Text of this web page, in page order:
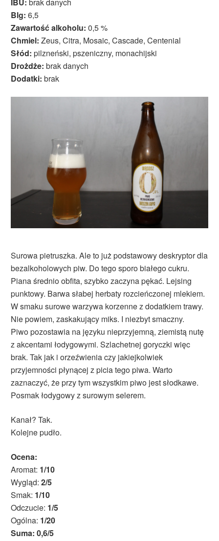
IBU: brak danych
Blg: 6,5
Zawartość alkoholu: 0,5 %
Chmiel: Zeus, Citra, Mosaic, Cascade, Centenial
Słód: pilzneński, pszeniczny, monachijski
Drożdże: brak danych
Dodatki: brak
Surowa pietruszka. Ale to już podstawowy deskryptor dla
bezalkoholowych piw. Do tego sporo białego cukru.
Piana średnio obfita, szybko zaczyna pękać. Lejsing
punktowy. Barwa słabej herbaty rozcieńczonej mlekiem.
W smaku surowe warzywa korzenne z dodatkiem trawy.
Nie powiem, zaskakujący miks. I niezbyt smaczny.
Piwo pozostawia na języku nieprzyjemną, ziemistą nutę
z akcentami łodygowymi. Szlachetnej goryczki więc
brak. Tak jak i orzeźwienia czy jakiejkolwiek
przyjemności płynącej z picia tego piwa. Warto
zaznaczyć, że przy tym wszystkim piwo jest słodkawe.
Posmak łodygowy z surowym selerem.
Kanał? Tak.
Kolejne pudło.
Ocena:
Aromat: 1/10
Wygląd:2/5
Smak: 1/10
Odczucie: 1/5
Ogólna: 1/20
Suma: 0,6/5